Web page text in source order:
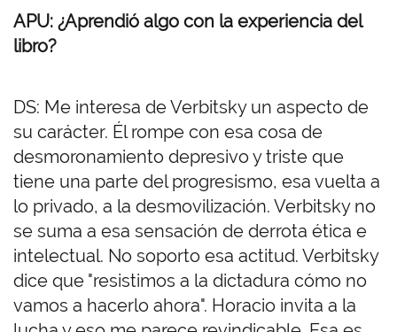
APU: ¿Aprendió algo con la experiencia del
libro?
DS: Me interesa de Verbitsky un aspecto de
su carácter. Él rompe con esa cosa de
desmoronamiento depresivo y triste que
tiene una parte del progresismo, esa vuelta a
lo privado, a la desmovilización. Verbitsky no
se suma a esa sensación de derrota ética e
intelectual. No soporto esa actitud. Verbitsky
dice que "resistimos a la dictadura cómo no
vamos a hacerlo ahora". Horacio invita a la